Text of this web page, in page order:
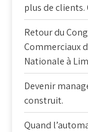
plus de clients.
Retour du
Commerciaux
Nationale à
Devenir
construit.
Quand